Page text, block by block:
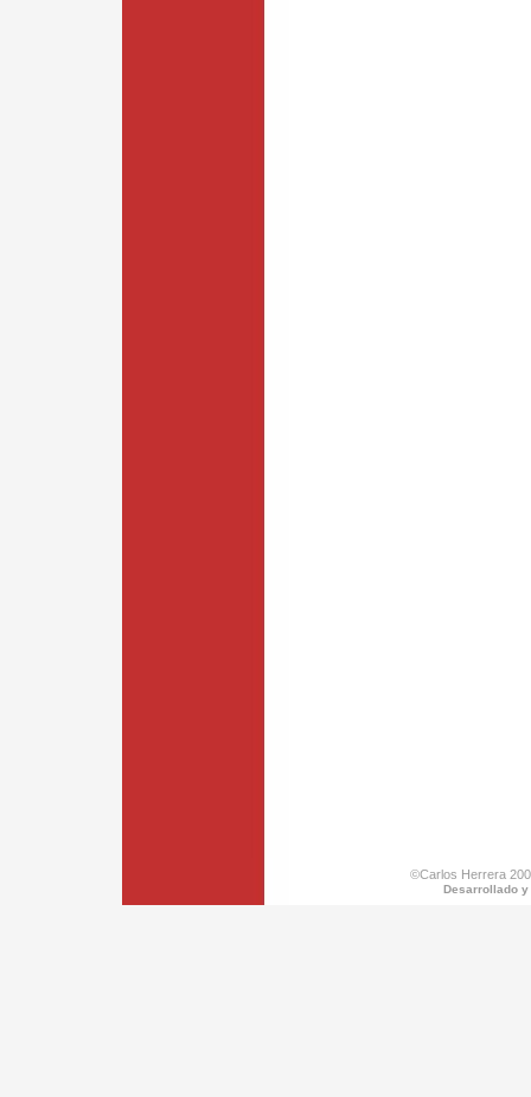
©Carlos Herrera
Desarrollado